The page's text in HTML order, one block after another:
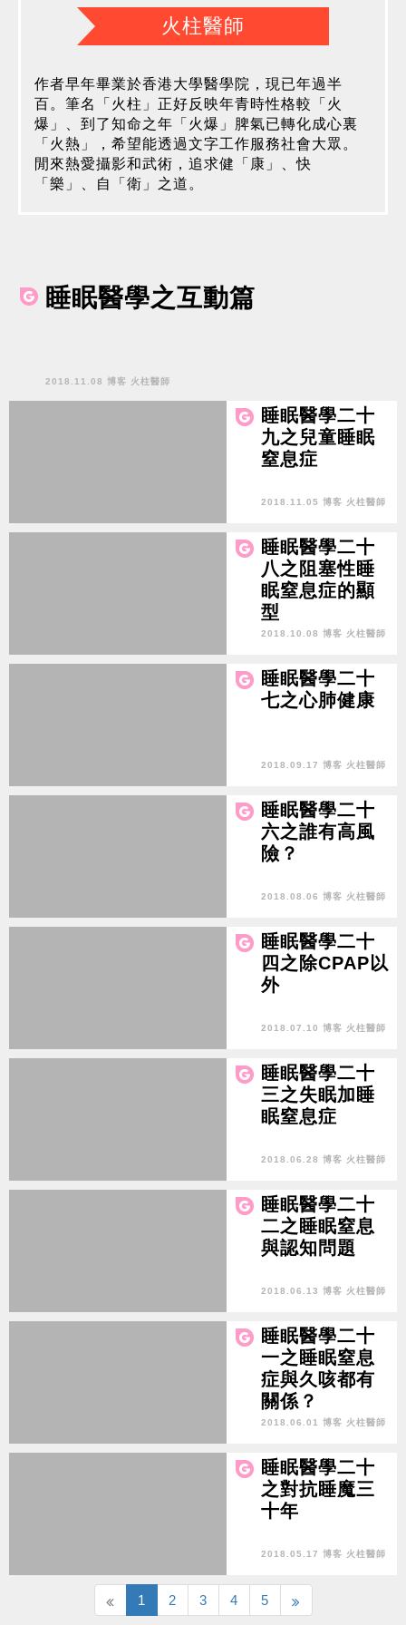
火柱醫師
作者早年畢業於香港大學醫學院，現已年過半
百。筆名「火柱」正好反映年青時性格較「火
爆」、到了知命之年「火爆」脾氣已轉化成心裏
「火熱」，希望能透過文字工作服務社會大眾。
閒來熱愛攝影和武術，追求健「康」、快
「樂」、自「衛」之道。
睡眠醫學之互動篇
2018.11.08 博客 火柱醫師
睡眠醫學二十
九之兒童睡眠
窒息症
2018.11.05 博客 火柱醫師
睡眠醫學二十
八之阻塞性睡
眠窒息症的顯
型
2018.10.08 博客 火柱醫師
睡眠醫學二十
七之心肺健康
2018.09.17 博客 火柱醫師
睡眠醫學二十
六之誰有高風
險？
2018.08.06 博客 火柱醫師
睡眠醫學二十
四之除CPAP以
外
2018.07.10 博客 火柱醫師
睡眠醫學二十
三之失眠加睡
眠窒息症
2018.06.28 博客 火柱醫師
睡眠醫學二十
二之睡眠窒息
與認知問題
2018.06.13 博客 火柱醫師
睡眠醫學二十
一之睡眠窒息
症與久咳都有
關係？
2018.06.01 博客 火柱醫師
睡眠醫學二十
之對抗睡魔三
十年
2018.05.17 博客 火柱醫師
1 2 3 4 5